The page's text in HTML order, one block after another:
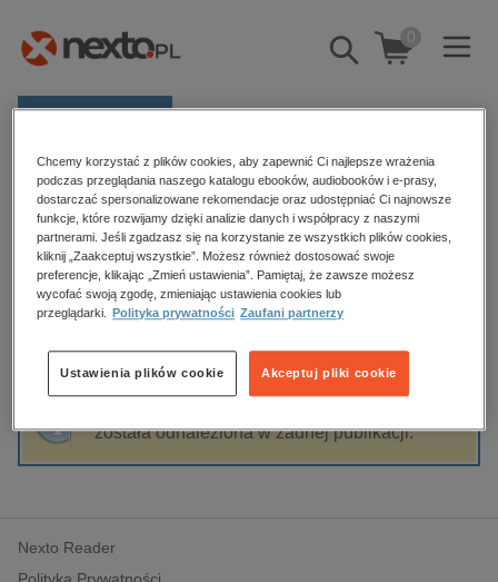
Pokaż/schowaj
wyszukiwarkę
0
Kategorie
Zobacz wszystkie E-prasa
budownictwo, aranżacja wnętrz
biznesowe, branżowe, gospodarka
dzienniki
edukacja
hobby, sport, rozrywka
komputery, internet, technologie, informatyka
polityka, społeczno-informacyjne
Strona główna Maciej "maciek ssi" Bajorek
Maciej "maciek ssi" Bajorek
Sortowanie Filtrowanie
została odnaleziona w żadnej publikacji.
Nexto Reader
Chcemy korzystać z plików cookies, aby zapewnić Ci najlepsze wrażenia
podczas przeglądania naszego katalogu ebooków, audiobooków i e-prasy,
dostarczać spersonalizowane rekomendacje oraz udostępniać Ci najnowsze
funkcje, które rozwijamy dzięki analizie danych i współpracy z naszymi
partnerami. Jeśli zgadzasz się na korzystanie ze wszystkich plików cookies,
kliknij „Zaakceptuj wszystkie”. Możesz również dostosować swoje
preferencje, klikając „Zmień ustawienia”. Pamiętaj, że zawsze możesz
wycofać swoją zgodę, zmieniając ustawienia cookies lub
przeglądarki.
Polityka prywatności Zaufani partnerzy
Akceptuj pliki cookie
Ustawienia plików cookie